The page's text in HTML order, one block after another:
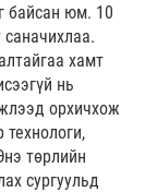
байсан юм. 10
хамт
нь
орхичхож
төрлийн
сургуульд